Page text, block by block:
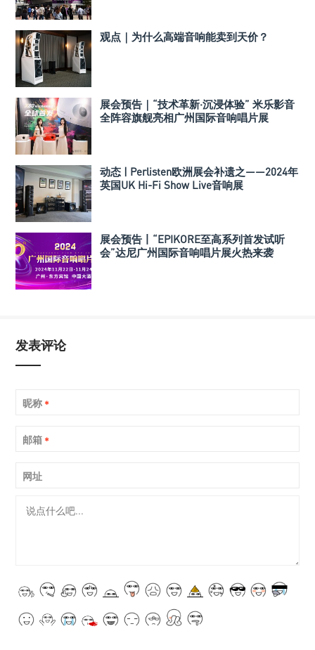
观点｜为什么高端音响能卖到天价？
展会预告｜“技术革新·沉浸体验” 米乐影音
全阵容旗舰亮相广州国际音响唱片展
动态 | Perlisten欧洲展会补遗之——2024年
英国UK Hi-Fi Show Live音响展
展会预告丨“EPIKORE至高系列首发试听
会”达尼广州国际音响唱片展火热来袭
发表评论
昵称 *
邮箱 *
网址